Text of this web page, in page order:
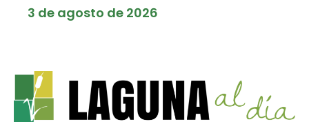
3 de agosto de 2026